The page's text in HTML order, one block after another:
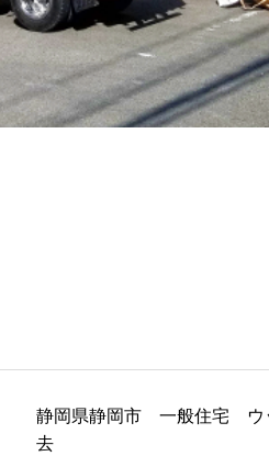
静岡県静岡市 一般住宅 ウ
去